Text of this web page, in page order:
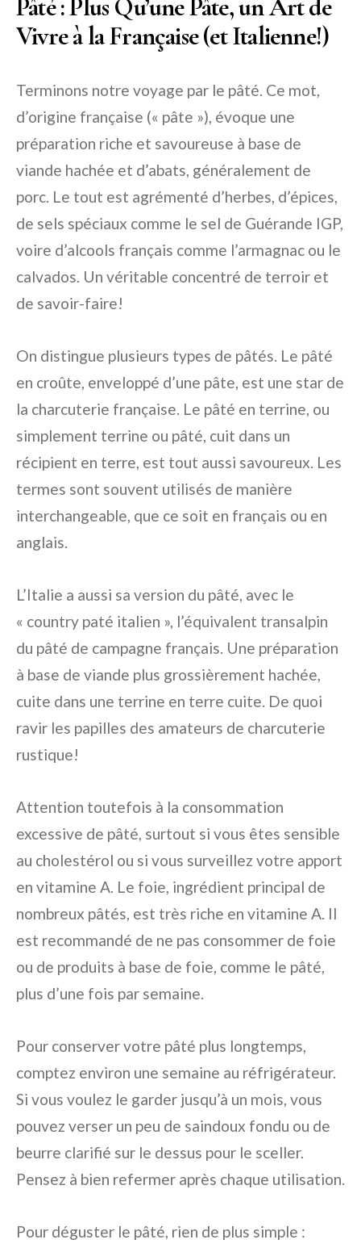
Pâté : Plus Qu’une Pâte, un Art de
Vivre à la Française (et Italienne!)
Terminons notre voyage par le pâté. Ce mot,
d’origine française (« pâte »), évoque une
préparation riche et savoureuse à base de
viande hachée et d’abats, généralement de
porc. Le tout est agrémenté d’herbes, d’épices,
de sels spéciaux comme le sel de Guérande IGP,
voire d’alcools français comme l’armagnac ou le
calvados. Un véritable concentré de terroir et
de savoir-faire!
On distingue plusieurs types de pâtés. Le pâté
en croûte, enveloppé d’une pâte, est une star de
la charcuterie française. Le pâté en terrine, ou
simplement terrine ou pâté, cuit dans un
récipient en terre, est tout aussi savoureux. Les
termes sont souvent utilisés de manière
interchangeable, que ce soit en français ou en
anglais.
L’Italie a aussi sa version du pâté, avec le
« country paté italien », l’équivalent transalpin
du pâté de campagne français. Une préparation
à base de viande plus grossièrement hachée,
cuite dans une terrine en terre cuite. De quoi
ravir les papilles des amateurs de charcuterie
rustique!
Attention toutefois à la consommation
excessive de pâté, surtout si vous êtes sensible
au cholestérol ou si vous surveillez votre apport
en vitamine A. Le foie, ingrédient principal de
nombreux pâtés, est très riche en vitamine A. Il
est recommandé de ne pas consommer de foie
ou de produits à base de foie, comme le pâté,
plus d’une fois par semaine.
Pour conserver votre pâté plus longtemps,
comptez environ une semaine au réfrigérateur.
Si vous voulez le garder jusqu’à un mois, vous
pouvez verser un peu de saindoux fondu ou de
beurre clarifié sur le dessus pour le sceller.
Pensez à bien refermer après chaque utilisation.
Pour déguster le pâté, rien de plus simple :